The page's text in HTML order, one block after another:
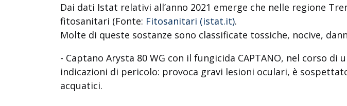
Dai dati Istat relativi all’anno 2021 emerge che nelle regione
fitosanitari (Fonte: Fitosanitari (istat.it).
Molte di queste sostanze sono classificate tossiche, nocive,
- Captano Arysta 80 WG con il fungicida CAPTANO, nel corso di
indicazioni di pericolo: provoca gravi lesioni oculari, è
acquatici.